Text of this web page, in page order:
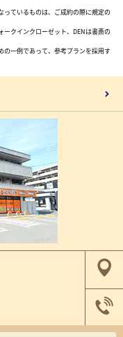
っているものは、ご成約の際に規定の
ークインクローゼット、DENは書斎の
の一例であって、参考プランを採用す